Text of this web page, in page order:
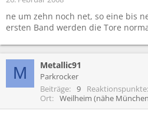
ne um zehn noch net, so eine bis
ersten Band werden die Tore
M Metallic91
Parkrocker
Beiträge
9 Reaktionspunkte
Ort
Weilheim (nähe